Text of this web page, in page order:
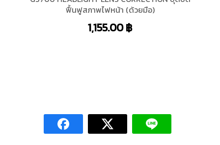
ฟื้นฟูสภาพไฟหน้า (ด้วยมือ)
1,155.00฿